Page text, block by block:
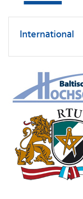
International